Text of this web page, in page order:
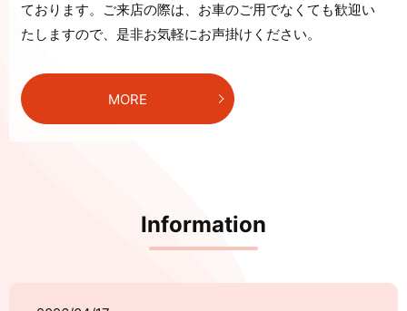
ております。ご来店の際は、お車のご用でなくても歓迎い
たしますので、是非お気軽にお声掛けください。
MORE
Information